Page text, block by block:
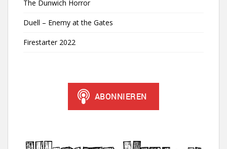
The Dunwich Horror
Duell – Enemy at the Gates
Firestarter 2022